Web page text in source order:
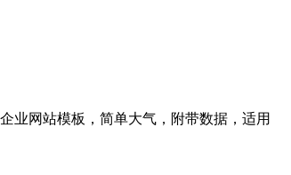
业网站模板，简单大气，附带数据，适用